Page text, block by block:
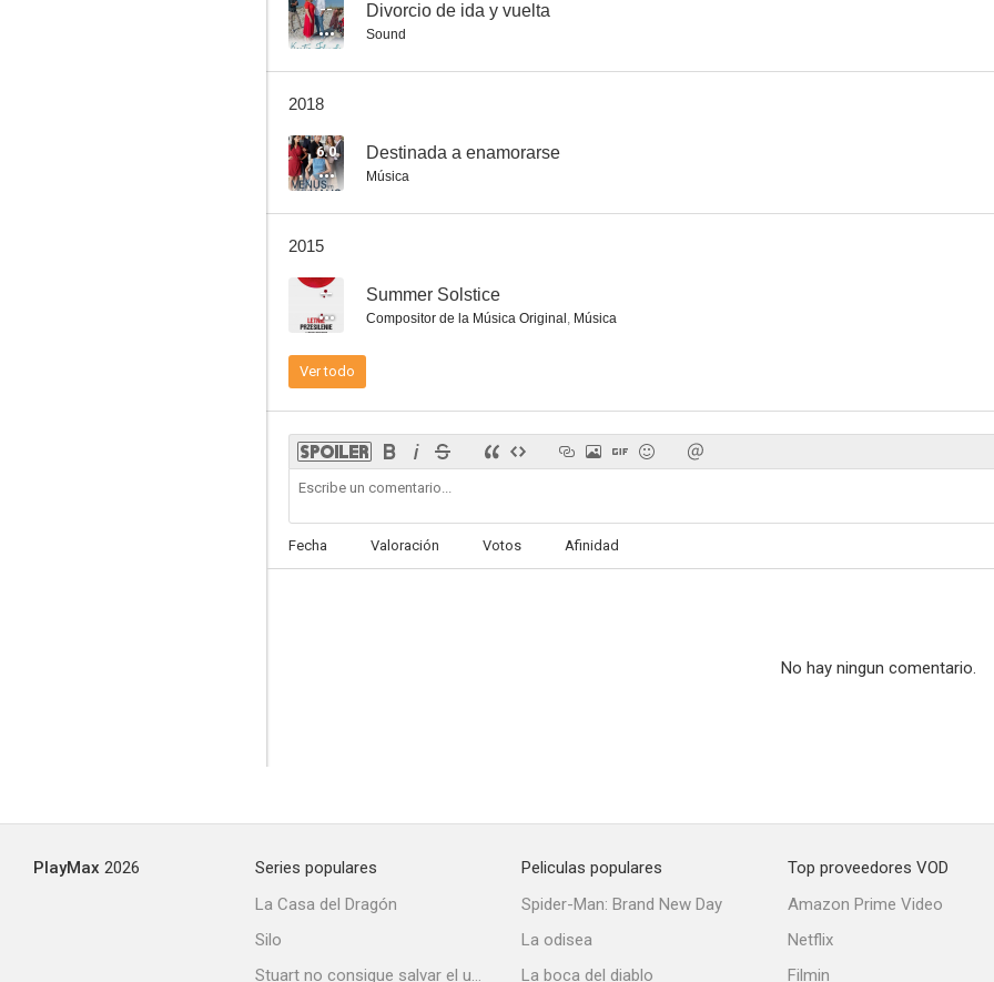
-- Divorcio de ida y vuelta
Sound
2018
6.0 Destinada a enamorarse
Música
2015
-- Summer Solstice
Compositor de la Música Original , Música
Ver todo
Fecha Valoración Votos Afinidad
No hay ningun comentario.
PlayMax 2026
Series populares
La Casa del Dragón
Silo
Stuart no consigue salvar el universo
Peliculas populares
Spider-Man: Brand New Day
La odisea
La boca del diablo
Top proveedores VOD
Amazon Prime Video
Netflix
Filmin